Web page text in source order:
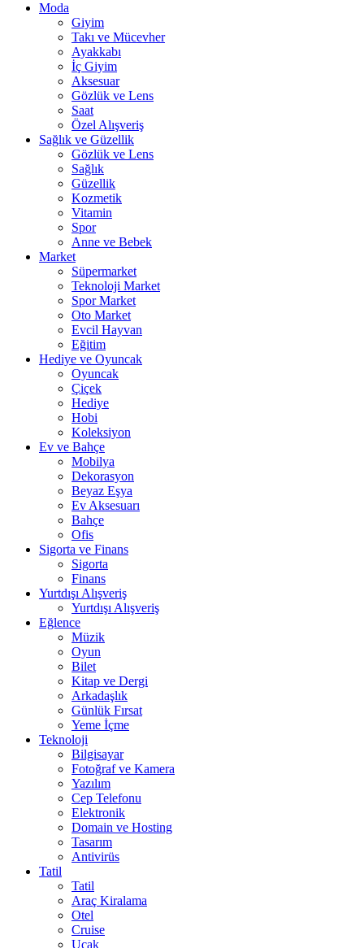
Moda
Giyim
Takı ve Mücevher
Ayakkabı
İç Giyim
Aksesuar
Gözlük ve Lens
Saat
Özel Alışveriş
Sağlık ve Güzellik
Gözlük ve Lens
Sağlık
Güzellik
Kozmetik
Vitamin
Spor
Anne ve Bebek
Market
Süpermarket
Teknoloji Market
Spor Market
Oto Market
Evcil Hayvan
Eğitim
Hediye ve Oyuncak
Oyuncak
Çiçek
Hediye
Hobi
Koleksiyon
Ev ve Bahçe
Mobilya
Dekorasyon
Beyaz Eşya
Ev Aksesuarı
Bahçe
Ofis
Sigorta ve Finans
Sigorta
Finans
Yurtdışı Alışveriş
Yurtdışı Alışveriş
Eğlence
Müzik
Oyun
Bilet
Kitap ve Dergi
Arkadaşlık
Günlük Fırsat
Yeme İçme
Teknoloji
Bilgisayar
Fotoğraf ve Kamera
Yazılım
Cep Telefonu
Elektronik
Domain ve Hosting
Tasarım
Antivirüs
Tatil
Tatil
Araç Kiralama
Otel
Cruise
Uçak